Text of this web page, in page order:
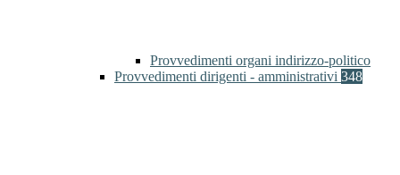
Provvedimenti organi indirizzo-politico
Provvedimenti dirigenti - amministrativi 348